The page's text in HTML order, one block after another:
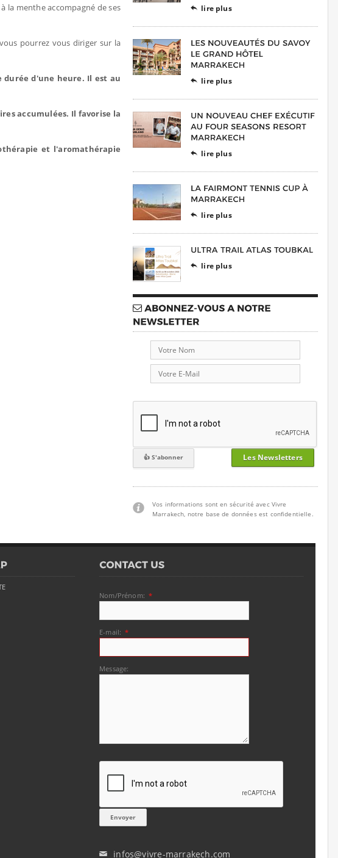
la menthe accompagné de ses
pourrez vous diriger sur la
durée d'une heure. Il est au
accumulées. Il favorise la
et l'aromathérapie
 lire plus
 lire plus
 lire plus
 lire plus
 lire plus
Les Newsletters
Vos informations sont en sécurité avec Vivre
Marrakech, notre base de données est confidentielle.
Nom/Prénom: *
E-mail: *
Message:
✉ infos@vivre-marrakech.com